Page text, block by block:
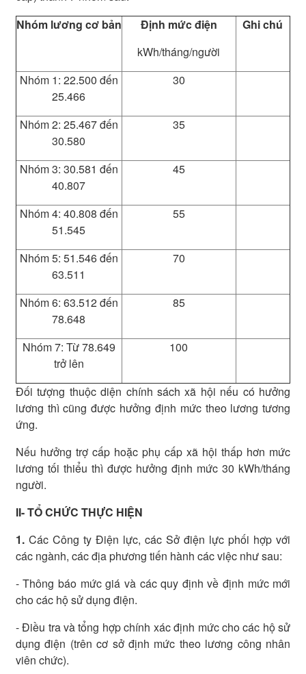
Nhóm lương cơ bản
Định mức điện
kWh/tháng/người
Ghi chú
Nhóm 1: 22.500 đến
25.466
30
Nhóm 2: 25.467 đến
30.580
35
Nhóm 3: 30.581 đến
40.807
45
Nhóm 4: 40.808 đến
51.545
55
Nhóm 5: 51.546 đến
63.511
70
Nhóm 6: 63.512 đến
78.648
85
Nhóm 7: Từ 78.649
trở lên
100
Đối tượng thuộc diện chính sách xã hội nếu có hưởng
lương thì cũng được hưởng định mức theo lương tương
ứng.
Nếu hưởng trợ cấp hoặc phụ cấp xã hội thấp hơn mức
lương tối thiểu thì được hưởng định mức 30 kWh/tháng
người.
II- TỔ CHỨC THỰC HIỆN
1.Các Công ty Điện lực, các Sở điện lực phối hợp với
các ngành, các địa phương tiến hành các việc như sau:
- Thông báo mức giá và các quy định về định mức mới
cho các hộ sử dụng điện.
- Điều tra và tổng hợp chính xác định mức cho các hộ sử
dụng điện (trên cơ sở định mức theo lương công nhân
viên chức).